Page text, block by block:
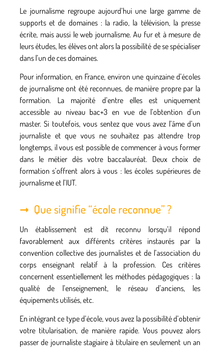
Le journalisme regroupe aujourd’hui une large gamme de
supports et de domaines : la radio, la télévision, la presse
écrite, mais aussi le web journalisme. Au fur et à mesure de
leurs études, les élèves ont alors la possibilité de se spécialiser
dans l’un de ces domaines.
Pour information, en France, environ une quinzaine d’écoles
de journalisme ont été reconnues, de manière propre par la
formation. La majorité d’entre elles est uniquement
accessible au niveau bac+3 en vue de l’obtention d’un
master. Si toutefois, vous sentez que vous avez l’âme d’un
journaliste et que vous ne souhaitez pas attendre trop
longtemps, il vous est possible de commencer à vous former
dans le métier dès votre baccalauréat. Deux choix de
formation s’offrent alors à vous : les écoles supérieures de
journalisme et l’IUT.
Que signifie “école reconnue” ?
Un établissement est dit reconnu lorsqu’il répond
favorablement aux différents critères instaurés par la
convention collective des journalistes et de l’association du
corps enseignant relatif à la profession. Ces critères
concernent essentiellement les méthodes pédagogiques : la
qualité de l’enseignement, le réseau d’anciens, les
équipements utilisés, etc.
En intégrant ce type d’école, vous avez la possibilité d’obtenir
votre titularisation, de manière rapide. Vous pouvez alors
passer de journaliste stagiaire à titulaire en seulement un an